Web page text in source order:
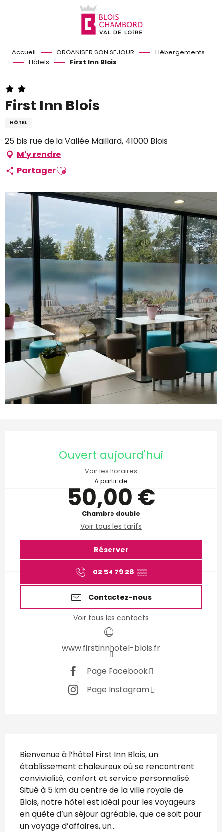
Accueil ORGANISER SON SEJOUR
Hébergements
Hôtels
First Inn Blois
First Inn Blois
HÔTEL
25 bis rue de la Vallée Maillard, 41000 Blois
M'y rendre
PartagerAjouter aux favoris
Ouvert aujourd'hui
Voir les horaires
À partir de
50,00 €
Chambre double
Voir tous les tarifs
Réserver
02 54 79 28 ▒▒
Contactez-nous
Voir tous les contacts
www.firstinnhotel-blois.fr
Page Facebook
Page Instagram
Description
Bienvenue à l’hôtel First Inn Blois, un
établissement chaleureux où se rencontrent
convivialité, confort et service personnalisé.
Situé à 5 km du centre de la ville royale de
Blois, notre hôtel est idéal pour les voyageurs
en quête d’un séjour agréable, que ce soit pour
un voyage d’affaires, un...